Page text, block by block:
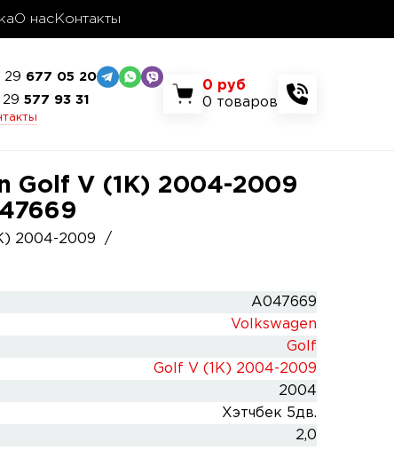
О нас Контакты
29 677 05 20
29 577 93 31
0 руб
0 товаров
Golf V (1K) 2004-2009
2004-2009
A047669
Volkswagen
Golf
Golf V (1K) 2004-2009
2004
Хэтчбек 5дв.
2,0